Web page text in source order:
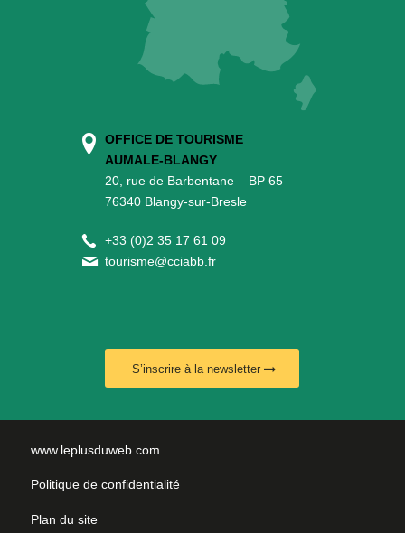
OFFICE DE TOURISME
AUMALE-BLANGY
20, rue de Barbentane – BP 65
76340 Blangy-sur-Bresle
+33 (0)2 35 17 61 09
tourisme@cciabb.fr
S’inscrire à la newsletter
www.leplusduweb.com
Politique de confidentialité
Plan du site